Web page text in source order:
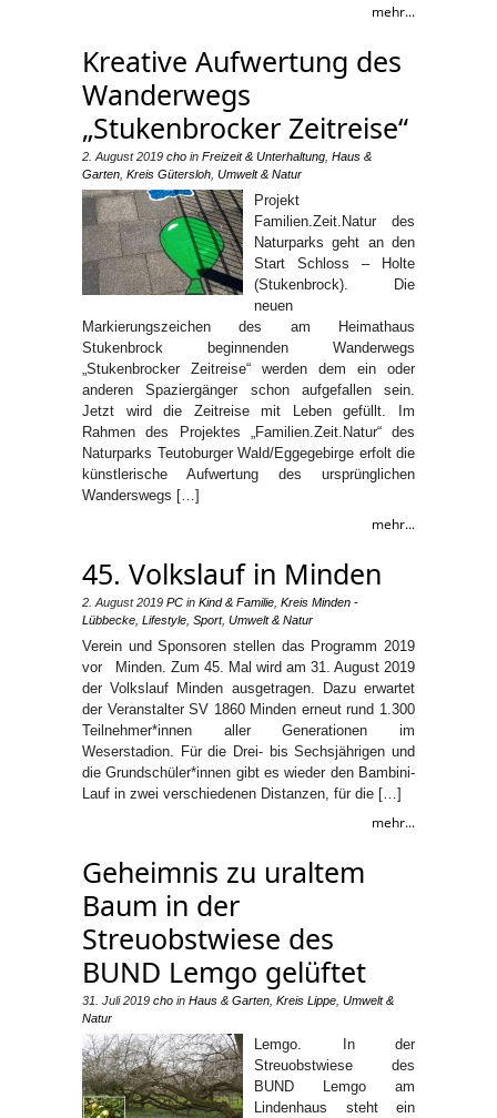
mehr...
Kreative Aufwertung des
Wanderwegs
„Stukenbrocker Zeitreise“
2. August 2019 cho in Freizeit & Unterhaltung Haus &
Garten Kreis Gütersloh Umwelt & Natur
Projekt
Familien.Zeit.Natur des
Naturparks geht an den
Start Schloss – Holte
(Stukenbrock). Die
neuen
Markierungszeichen des am Heimathaus
Stukenbrock beginnenden Wanderwegs
„Stukenbrocker Zeitreise“ werden dem ein oder
anderen Spaziergänger schon aufgefallen sein.
Jetzt wird die Zeitreise mit Leben gefüllt. Im
Rahmen des Projektes „Familien.Zeit.Natur“ des
Naturparks Teutoburger Wald/Eggegebirge erfolt die
künstlerische Aufwertung des ursprünglichen
Wanderswegs […]
mehr...
45. Volkslauf in Minden
2. August 2019 PC in Kind & Familie Kreis Minden -
Lübbecke Lifestyle Sport, Umwelt & Natur
Verein und Sponsoren stellen das Programm 2019
vor Minden. Zum 45. Mal wird am 31. August 2019
der Volkslauf Minden ausgetragen. Dazu erwartet
der Veranstalter SV 1860 Minden erneut rund 1.300
Teilnehmer*innen aller Generationen im
Weserstadion. Für die Drei- bis Sechsjährigen und
die Grundschüler*innen gibt es wieder den Bambini-
Lauf in zwei verschiedenen Distanzen, für die […]
mehr...
Geheimnis zu uraltem
Baum in der
Streuobstwiese des
BUND Lemgo gelüftet
31. Juli 2019 cho in Haus & Garten Kreis Lippe Umwelt &
Natur
Lemgo. In der
Streuobstwiese des
BUND Lemgo am
Lindenhaus steht ein